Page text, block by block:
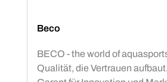
Beco
BECO - the world of
Qualität, die Vertrauen